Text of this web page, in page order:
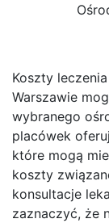
Koszty leczenia
Warszawie
wybranego
placówek
które mogą
koszty
konsultacje
zaznaczyć, że